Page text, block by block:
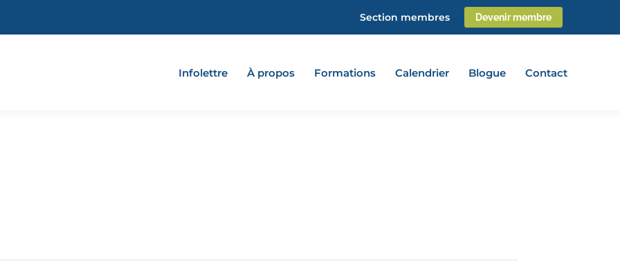
Section membres Devenir membre
Infolettre À propos Formations Calendrier Blogue Contact